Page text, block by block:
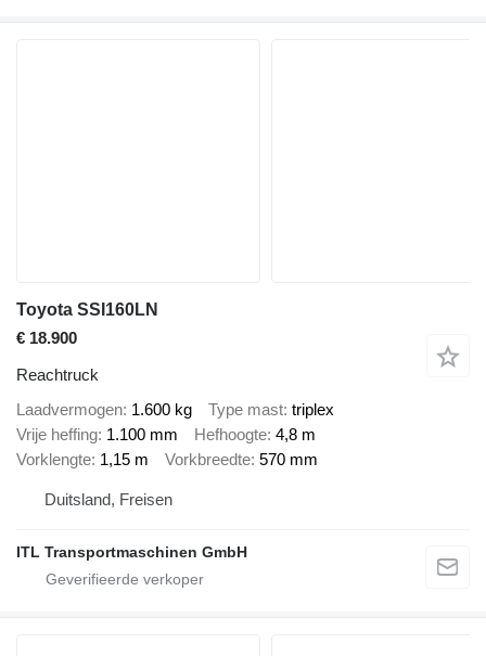
Toyota SSI160LN
€ 18.900
Reachtruck
Laadvermogen 1.600 kg Type mast triplex
Vrije heffing 1.100 mm Hefhoogte 4,8 m
Vorklengte 1,15 m Vorkbreedte 570 mm
Duitsland, Freisen
ITL Transportmaschinen GmbH